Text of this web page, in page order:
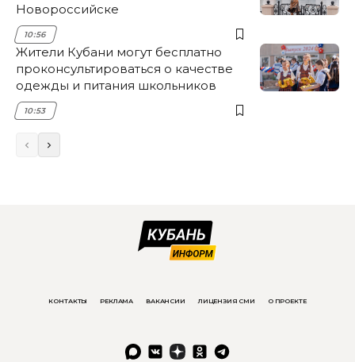
Новороссийске
10:56
Жители Кубани могут бесплатно
проконсультироваться о качестве
одежды и питания школьников
10:53
КОНТАКТЫ РЕКЛАМА ВАКАНСИИ ЛИЦЕНЗИЯ СМИ О ПРОЕКТЕ